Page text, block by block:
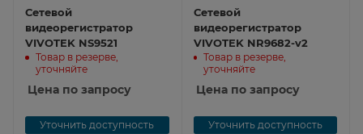
Сетевой
видеорегистратор
VIVOTEK NS9521
Товар в резерве,
уточняйте
Цена по запросу
Уточнить доступность
Сетевой
видеорегистратор
VIVOTEK NR9682-v2
Товар в резерве,
уточняйте
Цена по запросу
Уточнить доступность